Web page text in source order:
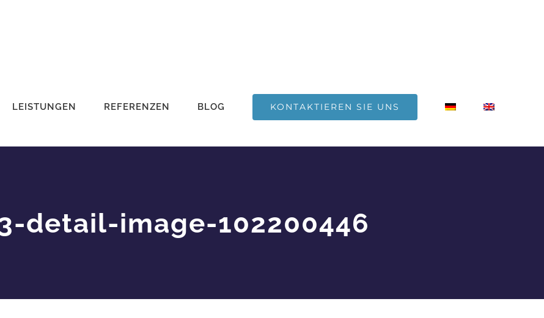
LEISTUNGEN REFERENZEN BLOG KONTAKTIEREN SIE UNS
detail-image-102200446